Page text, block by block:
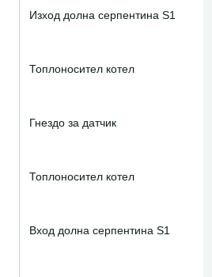
Изход долна серпентина S1
Топлоносител котел
Гнездо за датчик
Топлоносител котел
Вход долна серпентина S1